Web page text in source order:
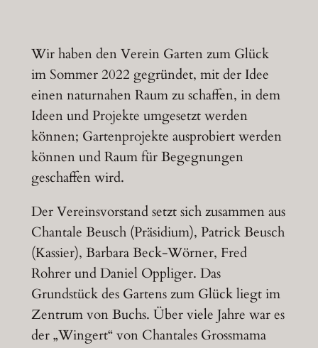
Wir haben den Verein Garten zum Glück
im Sommer 2022 gegründet, mit der Idee
einen naturnahen Raum zu schaffen, in dem
Ideen und Projekte umgesetzt werden
können; Gartenprojekte ausprobiert werden
können und Raum für Begegnungen
geschaffen wird.
Der Vereinsvorstand setzt sich zusammen aus
Chantale Beusch (Präsidium), Patrick Beusch
(Kassier), Barbara Beck-Wörner, Fred
Rohrer und Daniel Oppliger. Das
Grundstück des Gartens zum Glück liegt im
Zentrum von Buchs. Über viele Jahre war es
der „Wingert“ von Chantales Grossmama